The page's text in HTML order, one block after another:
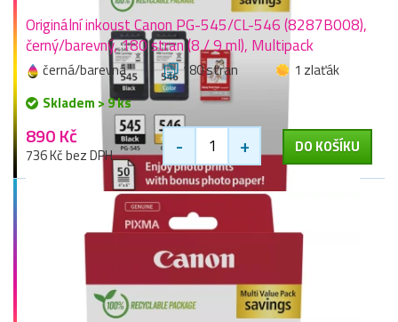
Originální inkoust Canon PG-545/CL-546 (8287B008),
černý/barevný, 180 stran (8 / 9 ml), Multipack
černá/barevná 180 stran
1 zlaťák
Skladem > 9 ks
890 Kč
736 Kč bez DPH - + DO KOŠÍKU